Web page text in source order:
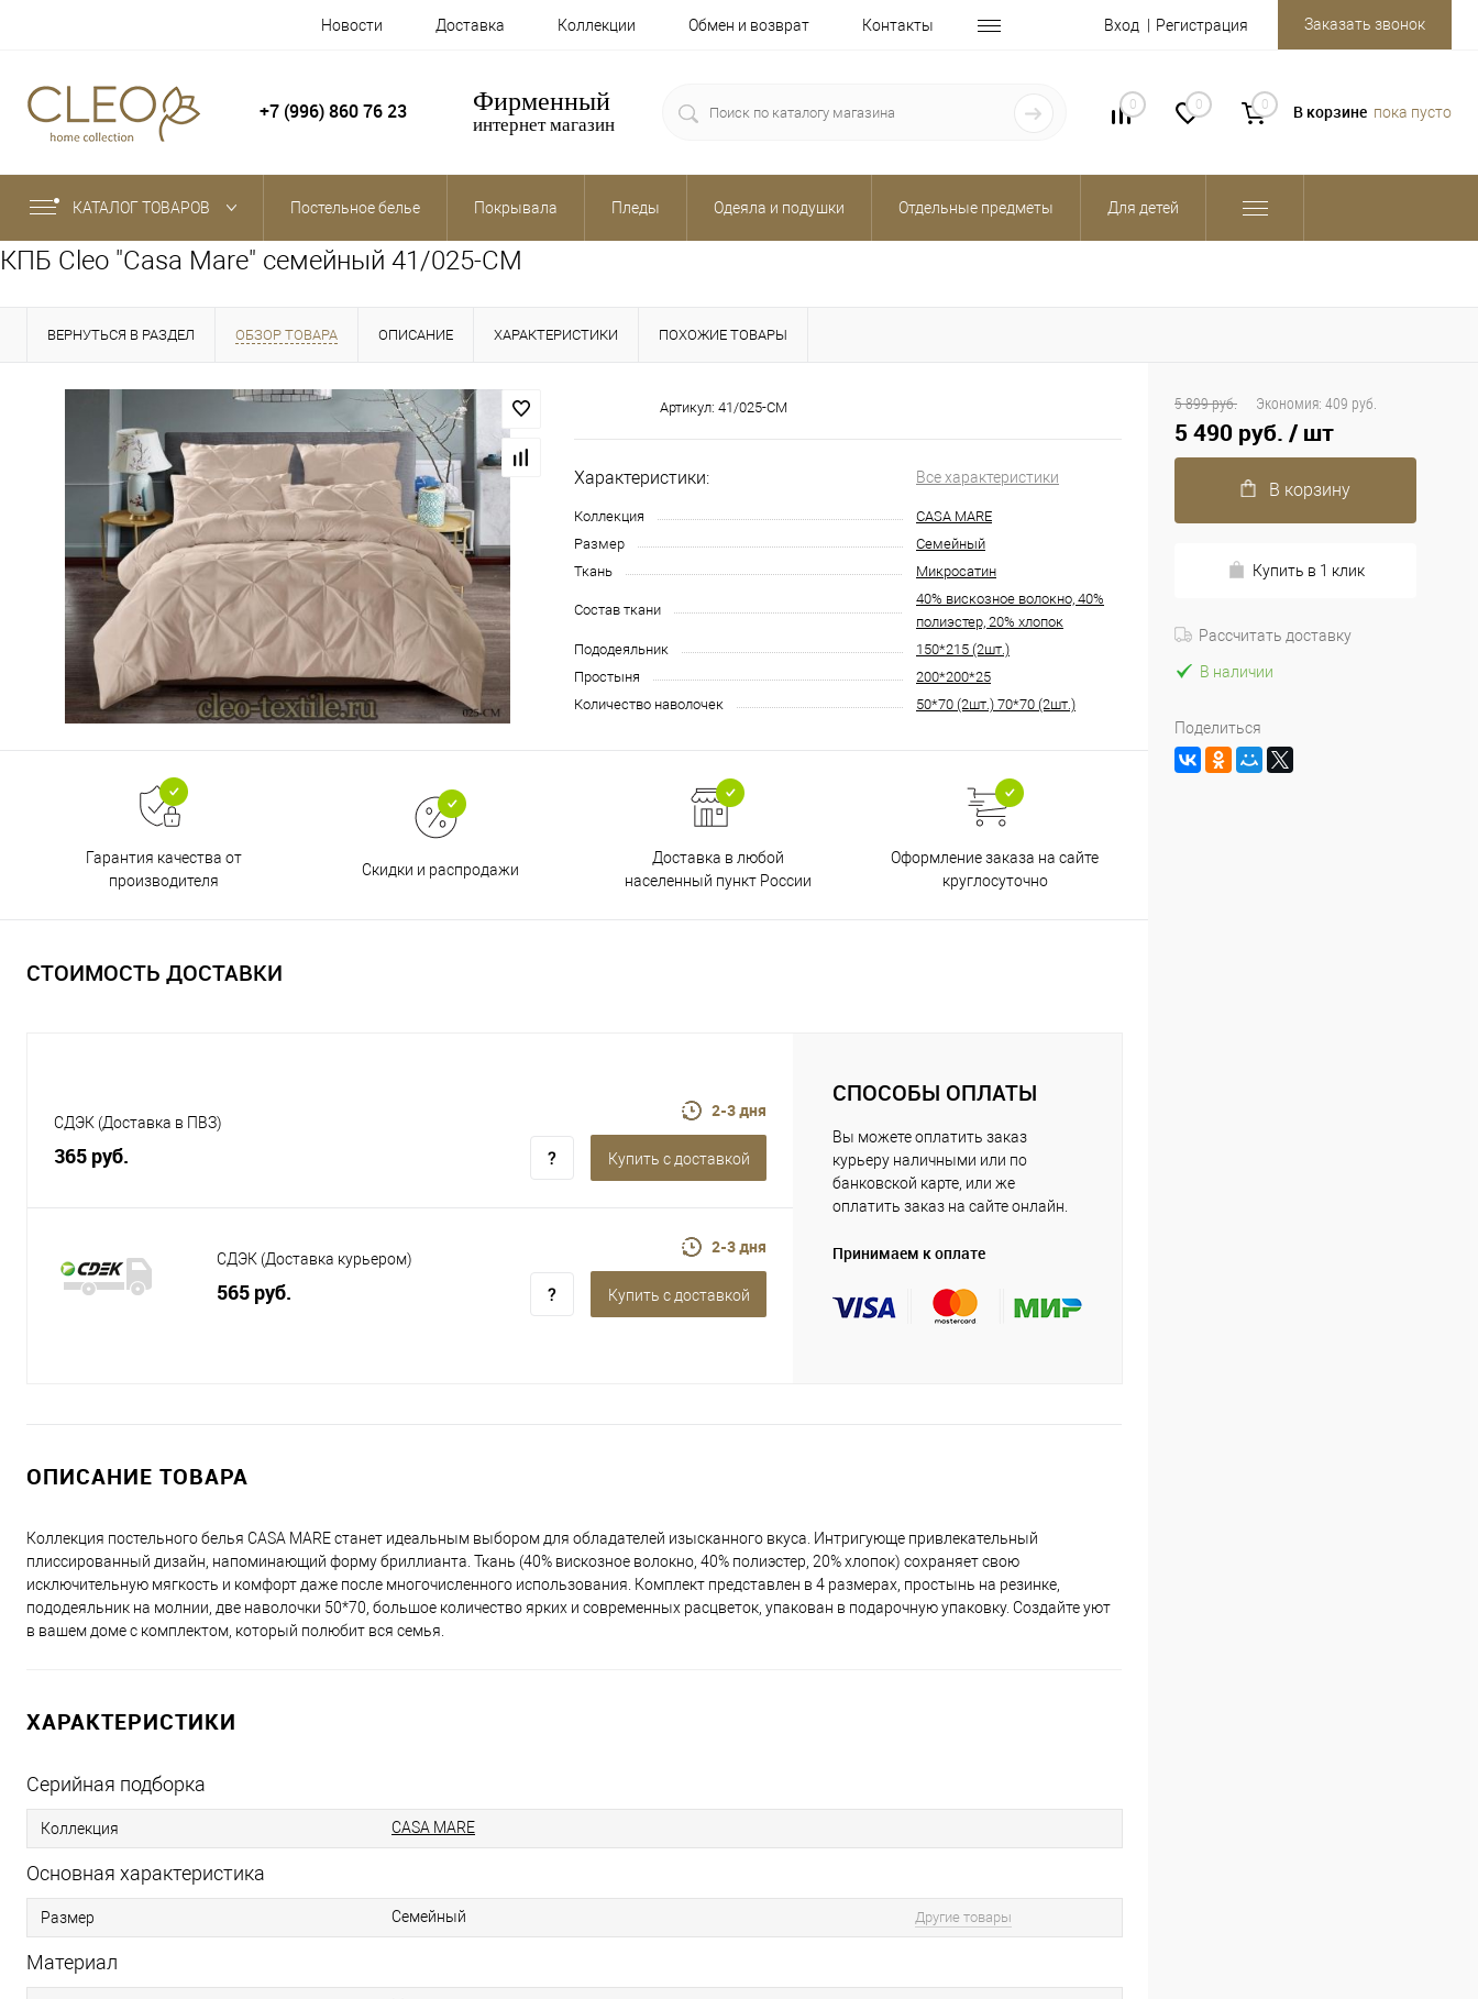
Новости Доставка Коллекции Обмен и возврат Контакты Вход Регистрация Заказать звонок
+7 (996) 860 76 23 Фирменный
интернет магазин
0 0 0 В корзине пока пусто
КАТАЛОГ ТОВАРОВ Постельное белье Покрывала Пледы Одеяла и подушки Отдельные предметы Для детей
КПБ Cleo "Casa Mare" семейный 41/025-CM
ВЕРНУТЬСЯ В РАЗДЕЛ ОБЗОР ТОВАРА ОПИСАНИЕ ХАРАКТЕРИСТИКИ ПОХОЖИЕ ТОВАРЫ
Артикул: 41/025-CM
Характеристики: Все характеристики
Коллекция
CASA MARE
Размер
Семейный
Ткань
Микросатин
Состав ткани
40% вискозное волокно, 40%
полиэстер, 20% хлопок
Пододеяльник
150*215 (2шт.)
Простыня
200*200*25
Количество наволочек
50*70 (2шт.) 70*70 (2шт.)
Гарантия качества от
производителя
Скидки и распродажи
Доставка в любой
населенный пункт России
Оформление заказа на сайте
круглосуточно
СТОИМОСТЬ ДОСТАВКИ
СДЭК (Доставка в ПВЗ)
365 руб.
2-3 дня
Купить c доставкой
СДЭК (Доставка курьером)
565 руб.
2-3 дня
Купить c доставкой
СПОСОБЫ ОПЛАТЫ
Вы можете оплатить заказ
курьеру наличными или по
банковской карте, или же
оплатить заказ на сайте онлайн.
Принимаем к оплате
ОПИСАНИЕ ТОВАРА
Коллекция постельного белья CASA MARE станет идеальным выбором для обладателей изысканного вкуса. Интригующе привлекательный
плиссированный дизайн, напоминающий форму бриллианта. Ткань (40% вискозное волокно, 40% полиэстер, 20% хлопок) сохраняет свою
исключительную мягкость и комфорт даже после многочисленного использования. Комплект представлен в 4 размерах, простынь на резинке,
пододеяльник на молнии, две наволочки 50*70, большое количество ярких и современных расцветок, упакован в подарочную упаковку. Создайте уют
в вашем доме с комплектом, который полюбит вся семья.
ХАРАКТЕРИСТИКИ
Серийная подборка
Коллекция CASA MARE
Основная характеристика
Размер Семейный Другие товары
Материал
5 899 руб. Экономия: 409 руб.
5 490 руб. / шт
В корзину
Купить в 1 клик
Рассчитать доставку
В наличии
Поделиться